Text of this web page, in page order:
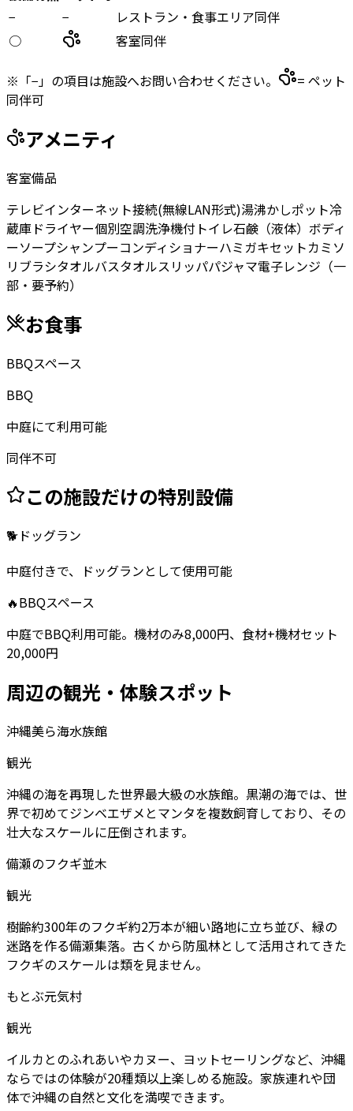
−
−
レストラン・食事エリア同伴
○
客室同伴
※「−」の項目は施設へお問い合わせください。
= ペット
同伴可
アメニティ
客室備品
テレビインターネット接続(無線LAN形式)湯沸かしポット冷
蔵庫ドライヤー個別空調洗浄機付トイレ石鹸（液体） ボディ
ーソープシャンプーコンディショナーハミガキセットカミソ
リ ブラシタオルバスタオルスリッパパジャマ電子レンジ（一
部・要予約）
お食事
BBQスペース
BBQ
中庭にて利用可能
同伴不可
この施設だけの特別設備
🐕ドッグラン
中庭付きで、ドッグランとして使用可能
🔥BBQスペース
中庭でBBQ利用可能。機材のみ8,000円、食材+機材セット
20,000円
周辺の観光・体験スポット
沖縄美ら海水族館
観光
沖縄の海を再現した世界最大級の水族館。黒潮の海では、世
界で初めてジンベエザメとマンタを複数飼育しており、その
壮大なスケールに圧倒されます。
備瀬のフクギ並木
観光
樹齢約300年のフクギ約2万本が細い路地に立ち並び、緑の
迷路を作る備瀬集落。古くから防風林として活用されてきた
フクギのスケールは類を見ません。
もとぶ元気村
観光
イルカとのふれあいやカヌー、ヨットセーリングなど、沖縄
ならではの体験が20種類以上楽しめる施設。家族連れや団
体で沖縄の自然と文化を満喫できます。